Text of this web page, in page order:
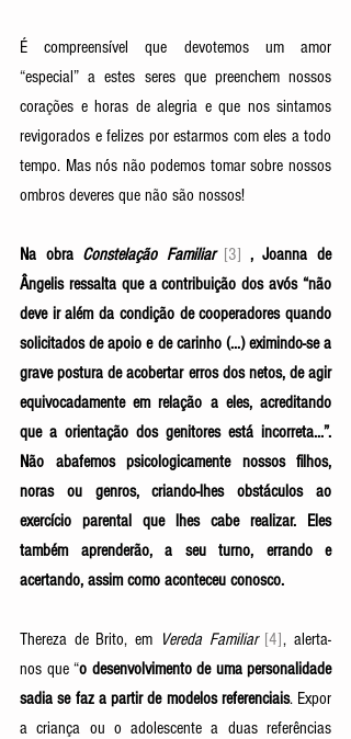
É compreensível que devotemos um amor
“especial” a estes seres que preenchem nossos
corações e horas de alegria e que nos sintamos
revigorados e felizes por estarmos com eles a todo
tempo. Mas nós não podemos tomar sobre nossos
ombros deveres que não são nossos!
Na obra Constelação Familiar [3] , Joanna de
Ângelis ressalta que a contribuição dos avós “não
deve ir além da condição de cooperadores quando
solicitados de apoio e de carinho (...) eximindo-se a
grave postura de acobertar erros dos netos, de agir
equivocadamente em relação a eles, acreditando
que a orientação dos genitores está incorreta...”.
Não abafemos psicologicamente nossos filhos,
noras ou genros, criando-lhes obstáculos ao
exercício parental que lhes cabe realizar. Eles
também aprenderão, a seu turno, errando e
acertando, assim como aconteceu conosco.
Thereza de Brito, em Vereda Familiar [4], alerta-
nos que “o desenvolvimento de uma personalidade
sadia se faz a partir de modelos referenciais. Expor
a criança ou o adolescente a duas referências